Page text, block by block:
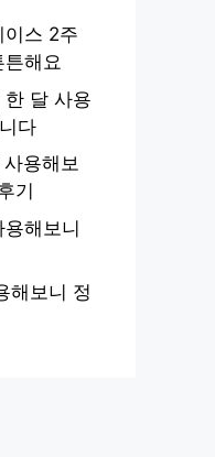
이스 2주
해요
달 사용
다
용해보
기
해보니
해보니 정